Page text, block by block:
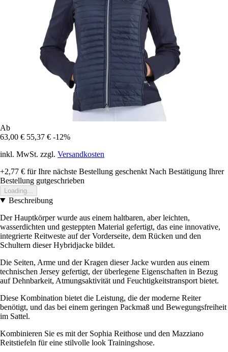
Ab
63,00 € 55,37 € -12%
inkl. MwSt. zzgl. Versandkosten
+2,77 € für Ihre nächste Bestellung geschenkt Nach Bestätigung Ihrer
Bestellung gutgeschrieben
Loading...
Beschreibung
Der Hauptkörper wurde aus einem haltbaren, aber leichten,
wasserdichten und gesteppten Material gefertigt, das eine innovative,
integrierte Reitweste auf der Vorderseite, dem Rücken und den
Schultern dieser Hybridjacke bildet.
Die Seiten, Arme und der Kragen dieser Jacke wurden aus einem
technischen Jersey gefertigt, der überlegene Eigenschaften in Bezug
auf Dehnbarkeit, Atmungsaktivität und Feuchtigkeitstransport bietet.
Diese Kombination bietet die Leistung, die der moderne Reiter
benötigt, und das bei einem geringen Packmaß und Bewegungsfreiheit
im Sattel.
Kombinieren Sie es mit der Sophia Reithose und den Mazziano
Reitstiefeln für eine stilvolle look Trainingshose.